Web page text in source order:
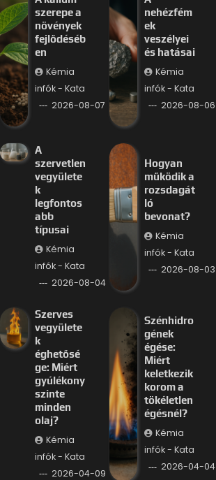
szerepe a
növények
fejlődéséb
en
Kémia
infók - Kata
2026-08-07
nehézfém
ek
veszélyei
és hatásai
Kémia
infók - Kata
2026-08-06
A
szervetlen
vegyülete
k
legfontos
abb
típusai
Kémia
infók - Kata
2026-08-04
Hogyan
működik a
rozsdagát
ló
bevonat?
Kémia
infók - Kata
2026-08-03
Szerves
vegyülete
k
éghetősé
ge: Miért
gyúlékony
szinte
minden
olaj?
Kémia
infók - Kata
2026-04-09
Szénhidro
gének
égése:
Miért
keletkezik
korom a
tökéletlen
égésnél?
Kémia
infók - Kata
2026-04-04